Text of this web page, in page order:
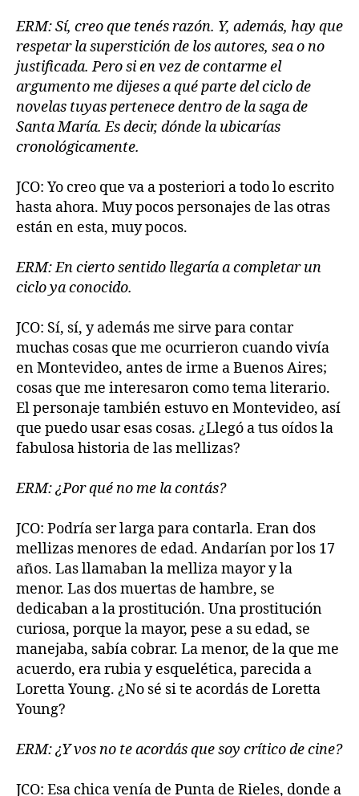
ERM: Sí, creo que tenés razón. Y, además, hay que
respetar la superstición de los autores, sea o no
justificada. Pero si en vez de contarme el
argumento me dijeses a qué parte del ciclo de
novelas tuyas pertenece dentro de la saga de
Santa María. Es decir, dónde la ubicarías
cronológicamente.
JCO: Yo creo que va a posteriori a todo lo escrito
hasta ahora. Muy pocos personajes de las otras
están en esta, muy pocos.
ERM: En cierto sentido llegaría a completar un
ciclo ya conocido.
JCO: Sí, sí, y además me sirve para contar
muchas cosas que me ocurrieron cuando vivía
en Montevideo, antes de irme a Buenos Aires;
cosas que me interesaron como tema literario.
El personaje también estuvo en Montevideo, así
que puedo usar esas cosas. ¿Llegó a tus oídos la
fabulosa historia de las mellizas?
ERM: ¿Por qué no me la contás?
JCO: Podría ser larga para contarla. Eran dos
mellizas menores de edad. Andarían por los 17
años. Las llamaban la melliza mayor y la
menor. Las dos muertas de hambre, se
dedicaban a la prostitución. Una prostitución
curiosa, porque la mayor, pese a su edad, se
manejaba, sabía cobrar. La menor, de la que me
acuerdo, era rubia y esquelética, parecida a
Loretta Young. ¿No sé si te acordás de Loretta
Young?
ERM: ¿Y vos no te acordás que soy crítico de cine?
JCO: Esa chica venía de Punta de Rieles, donde a